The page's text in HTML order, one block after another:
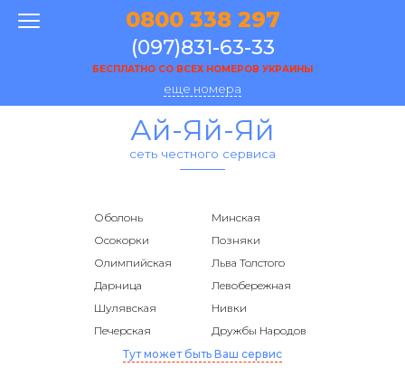
0800 338 297
(097)831-63-33
БЕСПЛАТНО СО ВСЕХ НОМЕРОВ УКРАИНЫ
еще номера
Ай-Яй-Яй
сеть честного сервиса
Оболонь
Минская
Осокорки
Позняки
Олимпийская
Льва Толстого
Дарница
Левобережная
Шулявская
Нивки
Печерская
Дружбы Народов
Тут может быть Ваш сервис